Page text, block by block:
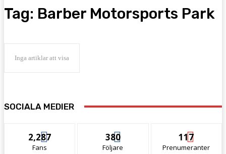
Tag: Barber Motorsports Park
Inga artiklar att visa
SOCIALA MEDIER
2,287
Fans
380
Följare
117
Prenumeranter